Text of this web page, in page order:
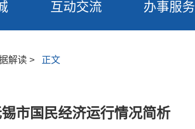
互动交流 办事服务
解读 > 正文
市国民经济运行情况简析